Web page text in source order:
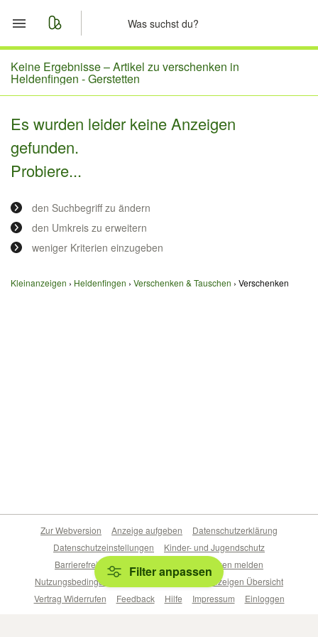
Start
Merkliste
Nachrichten
Anzeige aufgeben
Keine Ergebnisse –Artikel zu verschenken in
Heldenfingen - Gerstetten
Es wurden leider keine Anzeigen
gefunden.
Probiere...
den Suchbegriff zu ändern
den Umkreis zu erweitern
weniger Kriterien einzugeben
Kleinanzeigen Heldenfingen Verschenken & Tauschen Verschenken
Filter anpassen
Zur Webversion Anzeige aufgeben
Datenschutzerklärung
Datenschutzeinstellungen
Kinder- und Jugendschutz
Barrierefreiheitserklärung
Sicherheitslücken melden
Nutzungsbedingungen
Beliebte Suchen
Anzeigen Übersicht
Vertrag Widerrufen
Feedback Hilfe Impressum Einloggen